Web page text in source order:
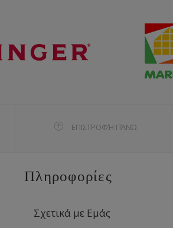
ΕΠΙΣΤΡΟΦΉ ΠΆΝΩ
Πληροφορίες
Σχετικά με Εμάς